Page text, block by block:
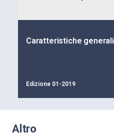
Caratteristiche generali
Edizione 01-2019
Altro